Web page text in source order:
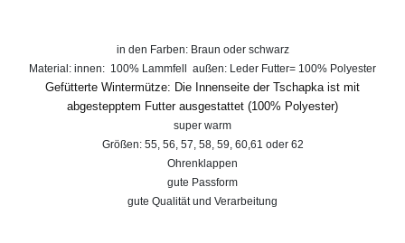
in den Farben: Braun oder schwarz
Material: innen: 100% Lammfell außen: Leder Futter= 100% Polyester
Gefütterte Wintermütze: Die Innenseite der Tschapka ist mit
abgestepptem Futter ausgestattet (100% Polyester)
super warm
Größen: 55, 56, 57, 58, 59, 60,61 oder 62
Ohrenklappen
gute Passform
gute Qualität und Verarbeitung